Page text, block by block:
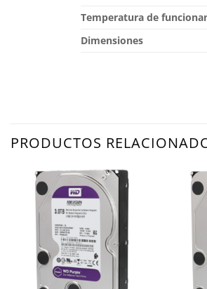
Temperatura de
Dimensiones
PRODUCTOS